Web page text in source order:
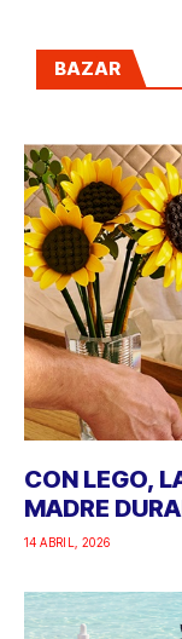
BAZAR
CON LEGO,
MADRE
14 ABRIL, 2026